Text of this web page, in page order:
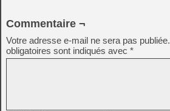
Commentaire ¬
Votre adresse e-mail ne sera pas publiée.
obligatoires sont indiqués avec *